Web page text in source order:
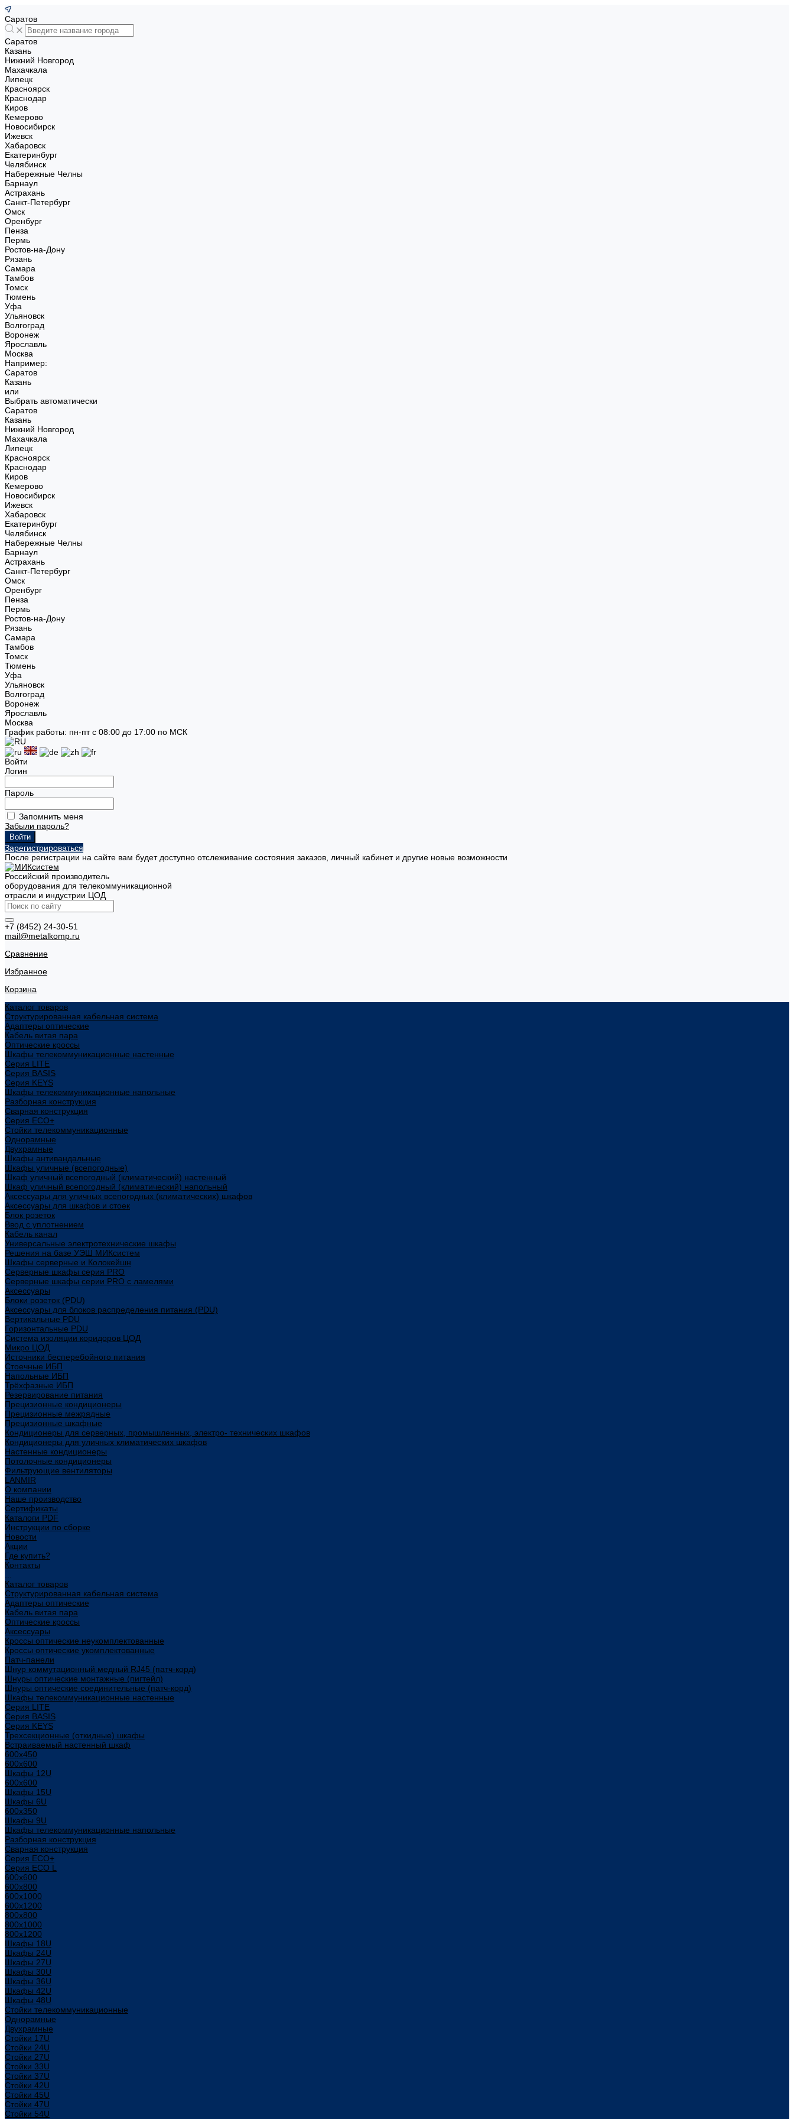
Саратов
Саратов
Казань
Нижний Новгород
Махачкала
Липецк
Красноярск
Краснодар
Киров
Кемерово
Новосибирск
Ижевск
Хабаровск
Екатеринбург
Челябинск
Набережные Челны
Барнаул
Астрахань
Санкт-Петербург
Омск
Оренбург
Пенза
Пермь
Ростов-на-Дону
Рязань
Самара
Тамбов
Томск
Тюмень
Уфа
Ульяновск
Волгоград
Воронеж
Ярославль
Москва
Например:
Саратов
Казань
или
Выбрать автоматически
Саратов
Казань
Нижний Новгород
Махачкала
Липецк
Красноярск
Краснодар
Киров
Кемерово
Новосибирск
Ижевск
Хабаровск
Екатеринбург
Челябинск
Набережные Челны
Барнаул
Астрахань
Санкт-Петербург
Омск
Оренбург
Пенза
Пермь
Ростов-на-Дону
Рязань
Самара
Тамбов
Томск
Тюмень
Уфа
Ульяновск
Волгоград
Воронеж
Ярославль
Москва
График работы: пн-пт с 08:00 до 17:00 по МСК
Войти
Логин
Пароль
Запомнить меня
Забыли пароль?
Зарегистрироваться
После регистрации на сайте вам будет доступно отслеживание состояния заказов, личный кабинет и другие новые возможности
Российский производитель
оборудования для телекоммуникационной
отрасли и индустрии ЦОД
+7 (8452) 24-30-51
mail@metalkomp.ru
Сравнение
Избранное
Корзина
Каталог товаров
Структурированная кабельная система
Адаптеры оптические
Кабель витая пара
Оптические кроссы
Шкафы телекоммуникационные настенные
Cерия LITE
Cерия BASIS
Cерия KEYS
Шкафы телекоммуникационные напольные
Разборная конструкция
Сварная конструкция
Серия ECO+
Стойки телекоммуникационные
Однорамные
Двухрамные
Шкафы антивандальные
Шкафы уличные (всепогодные)
Шкаф уличный всепогодный (климатический) настенный
Шкаф уличный всепогодный (климатический) напольный
Аксессуары для уличных всепогодных (климатических) шкафов
Аксессуары для шкафов и стоек
Блок розеток
Ввод с уплотнением
Кабель канал
Универсальные электротехнические шкафы
Решения на базе УЭШ МИКсистем
Шкафы серверные и Колокейшн
Серверные шкафы серия PRO
Серверные шкафы серии PRO с ламелями
Аксессуары
Блоки розеток (PDU)
Аксессуары для блоков распределения питания (PDU)
Вертикальные PDU
Горизонтальные PDU
Система изоляции коридоров ЦОД
Микро ЦОД
Источники бесперебойного питания
Стоечные ИБП
Напольные ИБП
Трёхфазные ИБП
Резервирование питания
Прецизионные кондиционеры
Прецизионные межрядные
Прецизионные шкафные
Кондиционеры для серверных, промышленных, электро- технических шкафов
Кондиционеры для уличных климатических шкафов
Настенные кондиционеры
Потолочные кондиционеры
Фильтрующие вентиляторы
LANMIR
О компании
Наше производство
Сертификаты
Каталоги PDF
Инструкции по сборке
Новости
Акции
Где купить?
Контакты
Каталог товаров
Структурированная кабельная система
Адаптеры оптические
Кабель витая пара
Оптические кроссы
Аксессуары
Кроссы оптические неукомплектованные
Кроссы оптические укомплектованные
Патч-панели
Шнур коммутационный медный RJ45 (патч-корд)
Шнуры оптические монтажные (пигтейл)
Шнуры оптические соединительные (патч-корд)
Шкафы телекоммуникационные настенные
Cерия LITE
Cерия BASIS
Cерия KEYS
Трехсекционные (откидные) шкафы
Встраиваемый настенный шкаф
600x450
600x600
Шкафы 12U
600x600
Шкафы 15U
Шкафы 6U
600x350
Шкафы 9U
Шкафы телекоммуникационные напольные
Разборная конструкция
Сварная конструкция
Серия ECO+
Серия ECO L
600x600
600x800
600х1000
600х1200
800x800
800х1000
800х1200
Шкафы 18U
Шкафы 24U
Шкафы 27U
Шкафы 30U
Шкафы 36U
Шкафы 42U
Шкафы 48U
Стойки телекоммуникационные
Однорамные
Двухрамные
Стойки 17U
Стойки 24U
Стойки 27U
Стойки 33U
Стойки 37U
Стойки 42U
Стойки 45U
Стойки 47U
Стойки 54U